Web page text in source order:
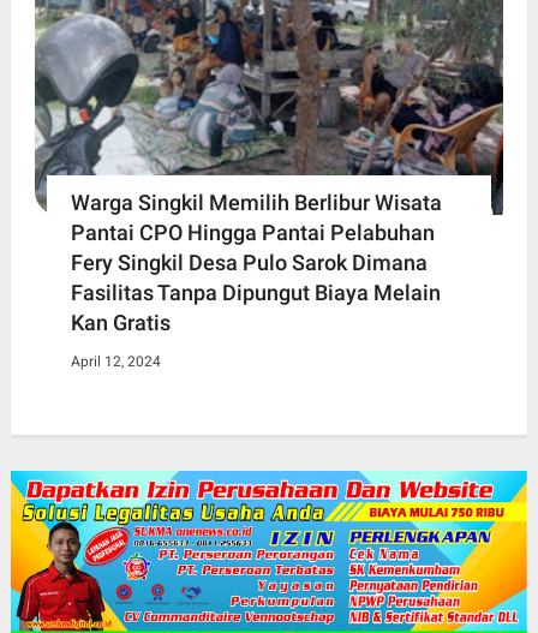
Warga Singkil Memilih Berlibur Wisata
Pantai CPO Hingga Pantai Pelabuhan
Fery Singkil Desa Pulo Sarok Dimana
Fasilitas Tanpa Dipungut Biaya Melain
Kan Gratis
April 12, 2024